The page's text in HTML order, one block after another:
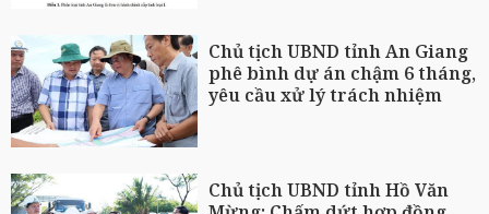
Chủ tịch UBND tỉnh An Giang
phê bình dự án chậm 6 tháng,
yêu cầu xử lý trách nhiệm
Chủ tịch UBND tỉnh Hồ Văn